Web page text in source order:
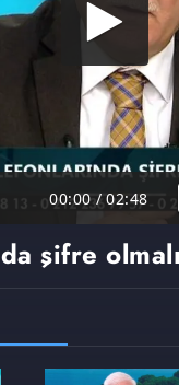
00:00 / 02:48
şifre